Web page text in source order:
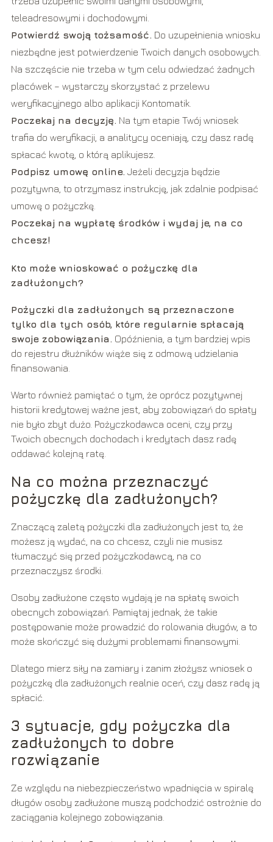
teleadresowymi i dochodowymi.
Potwierdź swoją tożsamość. Do uzupełnienia wniosku
niezbędne jest potwierdzenie Twoich danych osobowych.
Na szczęście nie trzeba w tym celu odwiedzać żadnych
placówek – wystarczy skorzystać z przelewu
weryfikacyjnego albo aplikacji Kontomatik.
Poczekaj na decyzję. Na tym etapie Twój wniosek
trafia do weryfikacji, a analitycy oceniają, czy dasz radę
spłacać kwotę, o którą aplikujesz.
Podpisz umowę online. Jeżeli decyzja będzie
pozytywna, to otrzymasz instrukcję, jak zdalnie podpisać
umowę o pożyczkę.
Poczekaj na wypłatę środków i wydaj je, na co
chcesz!
Kto może wnioskować o pożyczkę dla
zadłużonych?
Pożyczki dla zadłużonych są przeznaczone
tylko dla tych osób, które regularnie spłacają
swoje zobowiązania. Opóźnienia, a tym bardziej wpis
do rejestru dłużników wiąże się z odmową udzielania
finansowania.
Warto również pamiętać o tym, że oprócz pozytywnej
historii kredytowej ważne jest, aby zobowiązań do spłaty
nie było zbyt dużo. Pożyczkodawca oceni, czy przy
Twoich obecnych dochodach i kredytach dasz radę
oddawać kolejną ratę.
Na co można przeznaczyć
pożyczkę dla zadłużonych?
Znaczącą zaletą pożyczki dla zadłużonych jest to, że
możesz ją wydać, na co chcesz, czyli nie musisz
tłumaczyć się przed pożyczkodawcą, na co
przeznaczysz środki.
Osoby zadłużone często wydają je na spłatę swoich
obecnych zobowiązań. Pamiętaj jednak, że takie
postępowanie może prowadzić do rolowania długów, a to
może skończyć się dużymi problemami finansowymi.
Dlatego mierz siły na zamiary i zanim złożysz wniosek o
pożyczkę dla zadłużonych realnie oceń, czy dasz radę ją
spłacić.
3 sytuacje, gdy pożyczka dla
zadłużonych to dobre
rozwiązanie
Ze względu na niebezpieczeństwo wpadnięcia w spiralę
długów osoby zadłużone muszą podchodzić ostrożnie do
zaciągania kolejnego zobowiązania.